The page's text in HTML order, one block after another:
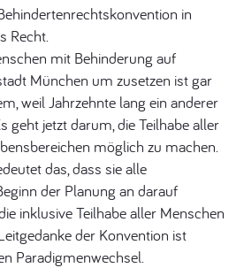
in
Recht.
mit Behinderung auf
München um zusetzen ist gar
weil Jahrzehnte lang ein anderer
geht jetzt darum, die Teilhabe aller
möglich zu machen.
das, dass sie alle
der Planung an darauf
inklusive Teilhabe aller Menschen
der Konvention ist
Paradigmenwechsel.